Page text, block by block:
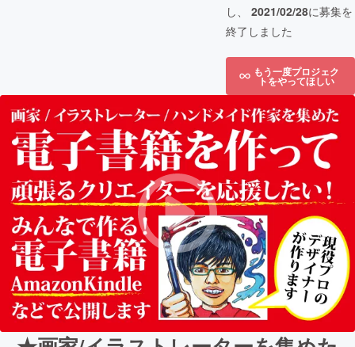
し、 2021/02/28に募集を
終了しました
もう一度プロジェク
トをやってほしい